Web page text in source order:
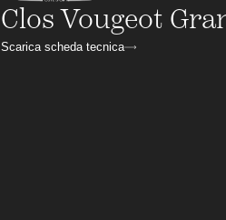
Clos Vougeot
Scarica scheda tecnica